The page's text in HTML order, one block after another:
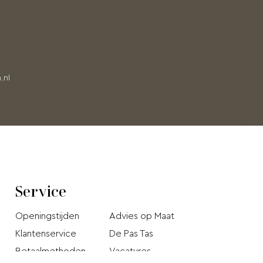
Service
Openingstijden
Klantenservice
Betaalmethoden
Advies op Maat
De Pas Tas
Vacatures